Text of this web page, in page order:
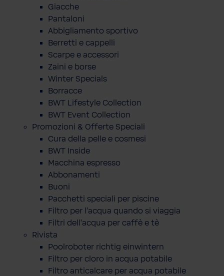
Giacche
Pantaloni
Abbigliamento sportivo
Berretti e cappelli
Scarpe e accessori
Zaini e borse
Winter Specials
Borracce
BWT Lifestyle Collection
BWT Event Collection
Promozioni & Offerte Speciali
Cura della pelle e cosmesi
BWT Inside
Macchina espresso
Abbonamenti
Buoni
Pacchetti speciali per piscine
Filtro per l'acqua quando si viaggia
Filtri dell'acqua per caffè e tè
Rivista
Poolroboter richtig einwintern
Filtro per cloro in acqua potabile
Filtro anticalcare per acqua potabile